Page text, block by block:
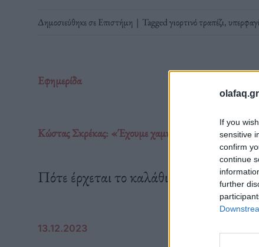
If you
sensitive
confirm
continue
further
Δημοσιεύθηκε σεΕπιστήμη | Taggedγιορτινό τραπέζι,
Εφημερίδα
Κώστας Σκρέκας: «Έχουμε χαμηλότερες ή ίδιες τιμές
Πότε έρχεται το καλάθι του "Άι
13.12.2023